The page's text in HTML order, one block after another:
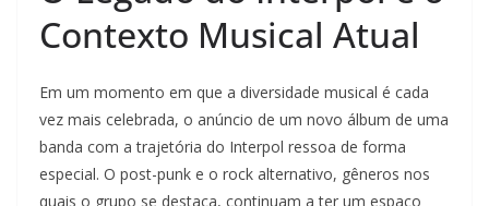
Contexto Musical Atual
Em um momento em que a diversidade musical é cada
vez mais celebrada, o anúncio de um novo álbum de uma
banda com a trajetória do Interpol ressoa de forma
especial. O post-punk e o rock alternativo, gêneros nos
quais o grupo se destaca, continuam a ter um espaço